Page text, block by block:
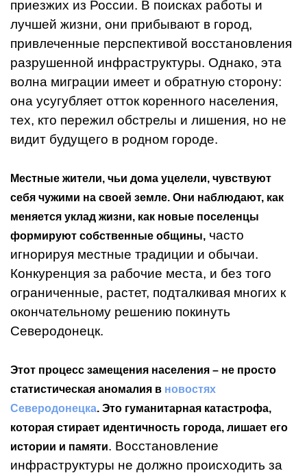
приезжих из России. В поисках работы и
лучшей жизни, они прибывают в город,
привлеченные перспективой восстановления
разрушенной инфраструктуры. Однако, эта
волна миграции имеет и обратную сторону:
она усугубляет отток коренного населения,
тех, кто пережил обстрелы и лишения, но не
видит будущего в родном городе.
Местные жители, чьи дома уцелели, чувствуют
себя чужими на своей земле. Они наблюдают, как
меняется уклад жизни, как новые поселенцы
формируют собственные общины, часто
игнорируя местные традиции и обычаи.
Конкуренция за рабочие места, и без того
ограниченные, растет, подталкивая многих к
окончательному решению покинуть
Северодонецк.
Этот процесс замещения населения – не просто
статистическая аномалия в новостях
Северодонецка. Это гуманитарная катастрофа,
которая стирает идентичность города, лишает его
истории и памяти. Восстановление
инфраструктуры не должно происходить за